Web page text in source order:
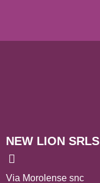
NEW LION SRLS
Via Morolense snc